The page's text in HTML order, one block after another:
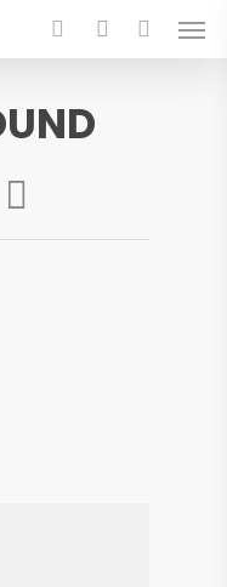
searchaccount